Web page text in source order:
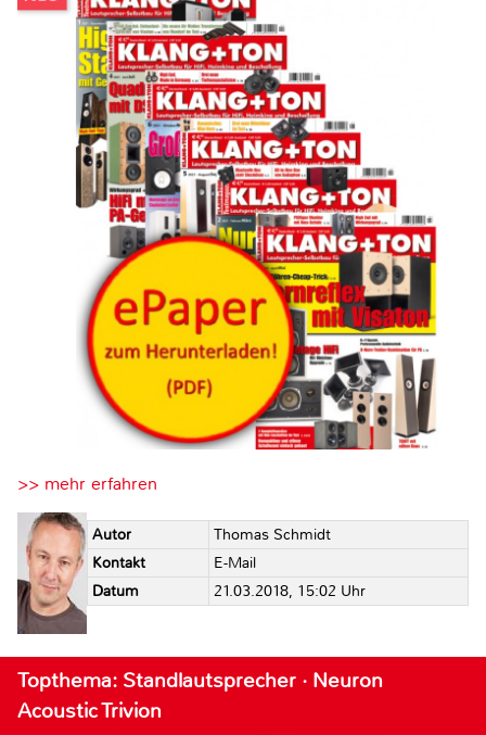
>> mehr erfahren
Autor
Thomas Schmidt
Kontakt
E-Mail
Datum
21.03.2018, 15:02 Uhr
Topthema: Standlautsprecher · Neuron
Acoustic Trivion